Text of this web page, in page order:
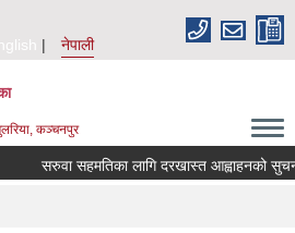
नेपाली
कञ्चनपुर
सरुवा सहमतिका लागि दरखास्त आह्वाहनको